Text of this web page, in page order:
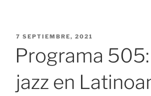
PUBLICADO
7 SEPTIEMBRE, 2021
Programa 505:
jazz en